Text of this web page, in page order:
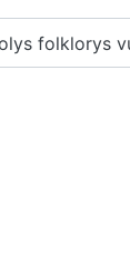
folklorys